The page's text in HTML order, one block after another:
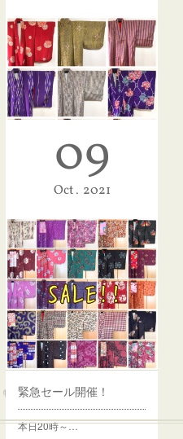
10月21日商品入荷
本日19時ご…
09
Oct 2021
緊急セール開催！
本日20時～…
特定商取引法に基づく表記